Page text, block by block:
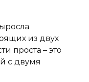
из двух
проста – это
с двумя